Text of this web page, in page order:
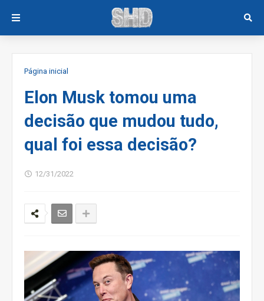
Página inicial
Elon Musk tomou uma
decisão que mudou tudo,
qual foi essa decisão?
12/31/2022